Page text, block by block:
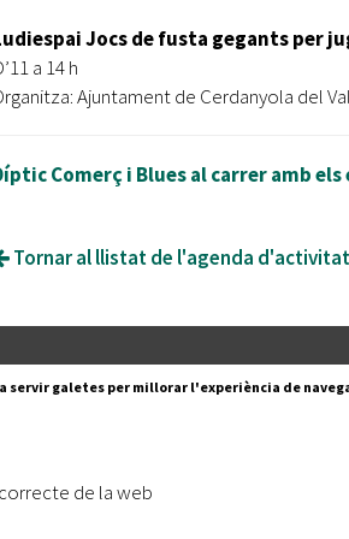
Jocs de fusta gegants per
a 14 h
Ajuntament de Cerdanyola del
Comerç i Blues al carrer amb
Tornar al llistat de l'agenda
Layret, s/n
servir galetes per millorar l'experiència de
de la web